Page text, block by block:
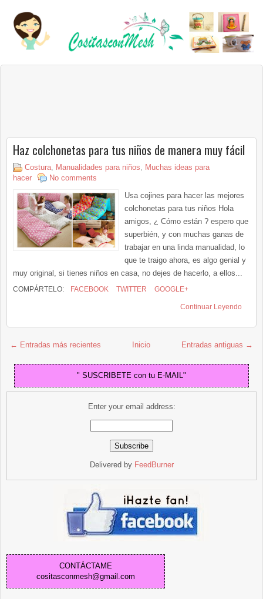
Haz colchonetas para tus niños de manera muy fácil
Costura Manualidades para niños
Muchas ideas para
hacer
No comments
Usa cojines para hacer las mejores
colchonetas para tus niños Hola
amigos, ¿ Cómo están ? espero que
superbién, y con muchas ganas de
trabajar en una linda manualidad, lo
que te traigo ahora, es algo genial y
muy original, si tienes niños en casa, no dejes de hacerlo, a ellos...
COMPÁRTELO: FACEBOOK TWITTER GOOGLE+
Continuar Leyendo
← Entradas más recientes Entradas antiguas →
Inicio
" SUSCRIBETE con tu E-MAIL"
Enter your email address:
Delivered by FeedBurner
CONTÁCTAME
cositasconmesh@gmail.com